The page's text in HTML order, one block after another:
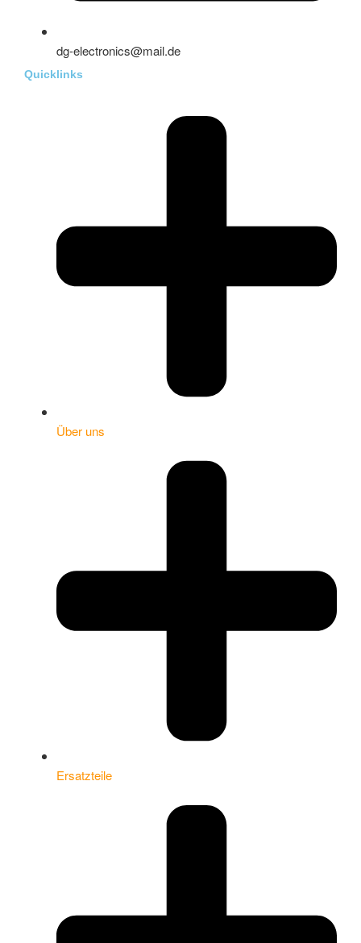
dg-electronics@mail.de
Quicklinks
Über uns
Ersatzteile